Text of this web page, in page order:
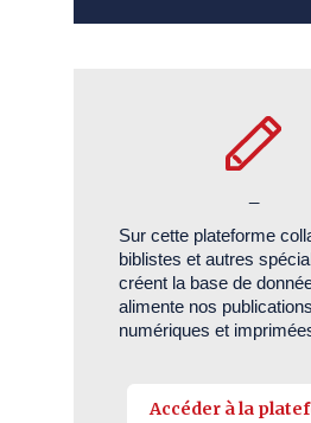
Sur cette plateforme
biblistes et autres
créent la base de
alimente nos publications
numériques et
Accéder à la